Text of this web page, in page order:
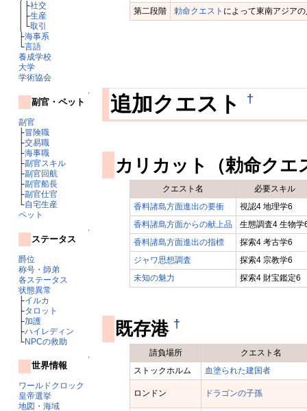
│├社交
│├生産
│└取引
├海事系
└言語
養成学校
大学
学術協会
↑
副官・ペット
副官
├冒険職
├交易職
├海事職
├副官スキル
├副官回航
├副官船長
├副官仕官
└自宅生産
ペット
↑
ステータス
爵位
称号・師弟
各ステータス
状態異常
├イルカ
├タロット
├加護
├ハイレディン
└NPCの救助
↑
世界情報
ワールドクロック
皇帝選挙
地図・海域
第二段階
勅命クエスト によって東南アジア
追加クエスト †
カリカット（勅命ク
クエスト名
必要スキル
香料諸島方面進出の要衝
視認4 地理学6
香料諸島方面からの献上品
生態調査4 生物学
香料諸島方面進出の指標
探索4 考古学6
ジャワ思想調査
探索4 宗教学6
未知の魅力
探索4 財宝鑑定6
既存港 †
請負場所
クエスト名
ストックホルム
血塗られた建国者
ロンドン ドラゴンの子孫